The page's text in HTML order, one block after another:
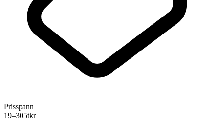
Prisspann
19–305tkr